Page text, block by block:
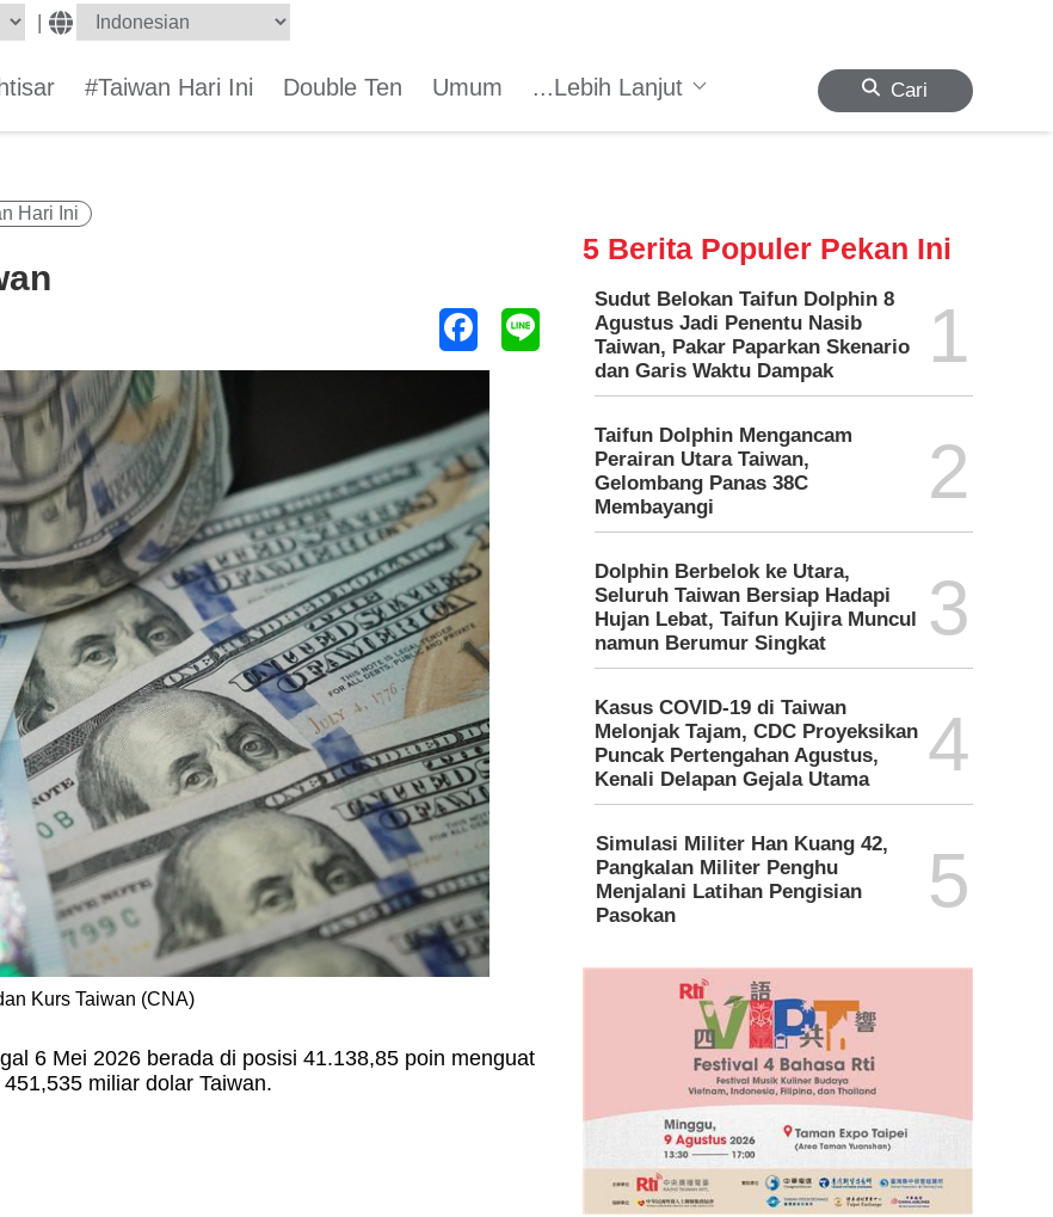
|
#Taiwan Hari Ini Double Ten Umum ...Lebih Lanjut Cari
Hari Ini
Kurs Taiwan (CNA)
6 Mei 2026 berada di posisi 41.138,85 poin menguat
miliar dolar Taiwan.
5 Berita Populer Pekan Ini
Sudut Belokan Taifun Dolphin 8
Agustus Jadi Penentu Nasib
Taiwan, Pakar Paparkan Skenario
dan Garis Waktu Dampak
1
Taifun Dolphin Mengancam
Perairan Utara Taiwan,
Gelombang Panas 38C
Membayangi
2
Dolphin Berbelok ke Utara,
Seluruh Taiwan Bersiap Hadapi
Hujan Lebat, Taifun Kujira Muncul
namun Berumur Singkat
3
Kasus COVID-19 di Taiwan
Melonjak Tajam, CDC Proyeksikan
Puncak Pertengahan Agustus,
Kenali Delapan Gejala Utama
4
Simulasi Militer Han Kuang 42,
Pangkalan Militer Penghu
Menjalani Latihan Pengisian
Pasokan
5